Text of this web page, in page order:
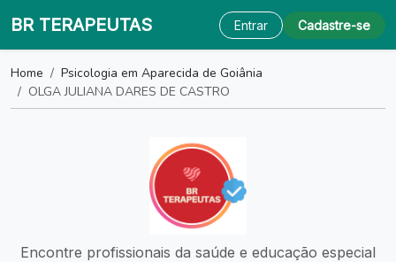
BR TERAPEUTAS Entrar Cadastre-se
Home
Psicologia em Aparecida de Goiânia
OLGA JULIANA DARES DE CASTRO
Encontre profissionais da saúde e educação especial